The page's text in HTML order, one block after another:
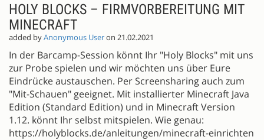
HOLY BLOCKS – FIRMVORBEREITUNG MIT
MINECRAFT
added byAnonymous Useron 21.02.2021
In der Barcamp-Session könnt Ihr "Holy Blocks" mit uns
zur Probe spielen und wir möchten uns über Eure
Eindrücke austauschen. Per Screensharing auch zum
"Mit-Schauen" geeignet. Mit installierter Minecraft Java
Edition (Standard Edition) und in Minecraft Version
1.12. könnt Ihr selbst mitspielen. Wie genau:
https://holyblocks.de/anleitungen/minecraft-einrichten